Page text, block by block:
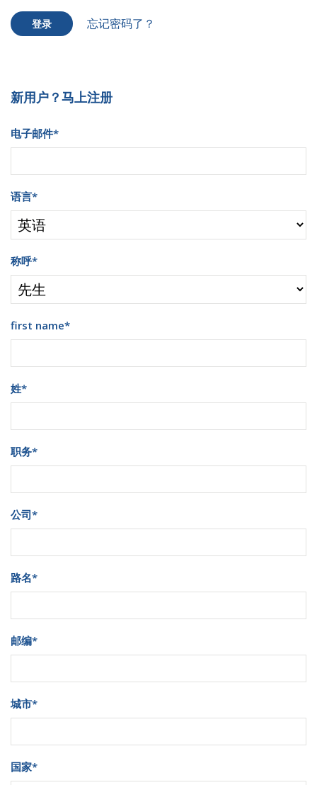
登录 忘记密码了？
新用户？马上注册
电子邮件*
语言*
称呼*
first name*
姓*
职务*
公司*
路名*
邮编*
城市*
国家*